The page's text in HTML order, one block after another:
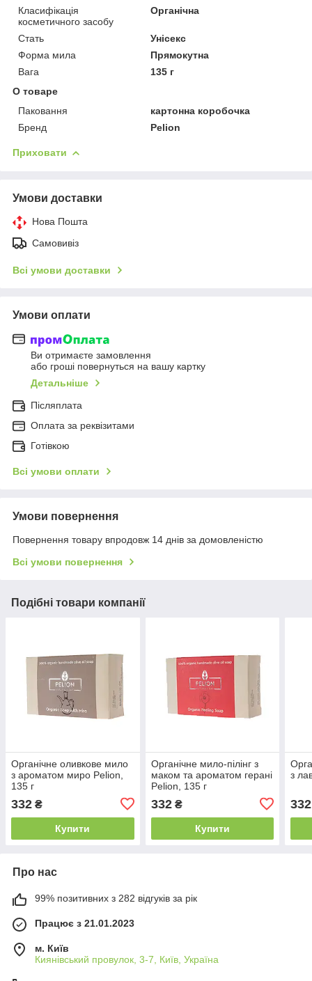
Класифікація
косметичного засобу
Органічна
Стать
Унісекс
Форма мила
Прямокутна
Вага
135 г
О товаре
Паковання
картонна коробочка
Бренд
Pelion
Приховати
Умови доставки
Нова Пошта
Самовивіз
Всі умови доставки
Умови оплати
Ви отримаєте замовлення
або гроші повернуться на вашу картку
Детальніше
Післяплата
Оплата за реквізитами
Готівкою
Всі умови оплати
Умови повернення
Повернення товару впродовж 14 днів за домовленістю
Всі умови повернення
Подібні товари компанії
Органічне оливкове мило
з ароматом миро Pelion,
135 г
332 ₴
Купити
Органічне мило-пілінг з
маком та ароматом герані
Pelion, 135 г
332₴
Купити
з
332
Про нас
99% позитивних з 282 відгуків за рік
Працює з 21.01.2023
м. Київ
Киянівський провулок, 3-7, Київ, Україна